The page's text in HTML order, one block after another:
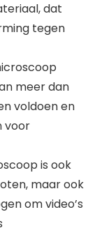
dat
tegen
meer dan
voldoen en
voor
is ook
maar ook
om video’s